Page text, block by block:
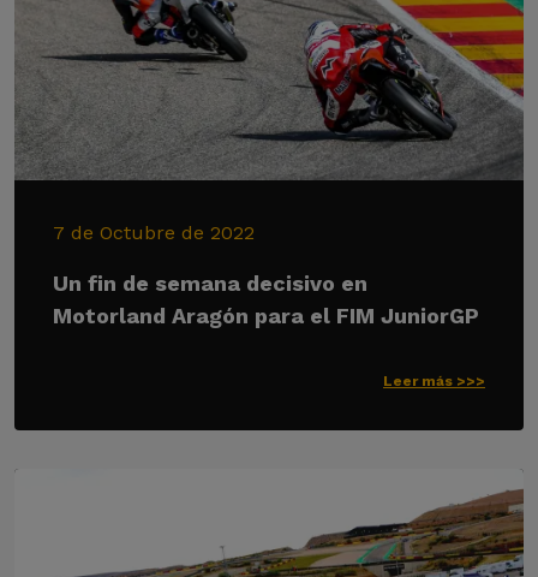
7 de Octubre de 2022
Un fin de semana decisivo en
Motorland Aragón para el FIM JuniorGP
Leer más >>>